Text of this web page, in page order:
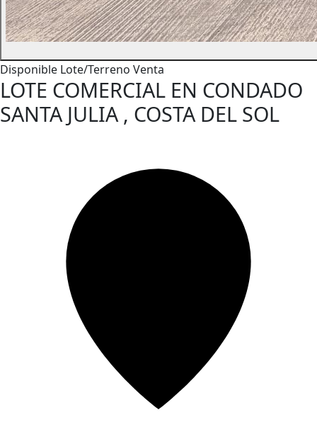
Disponible Lote/Terreno Venta
LOTE COMERCIAL EN CONDADO
SANTA JULIA , COSTA DEL SOL